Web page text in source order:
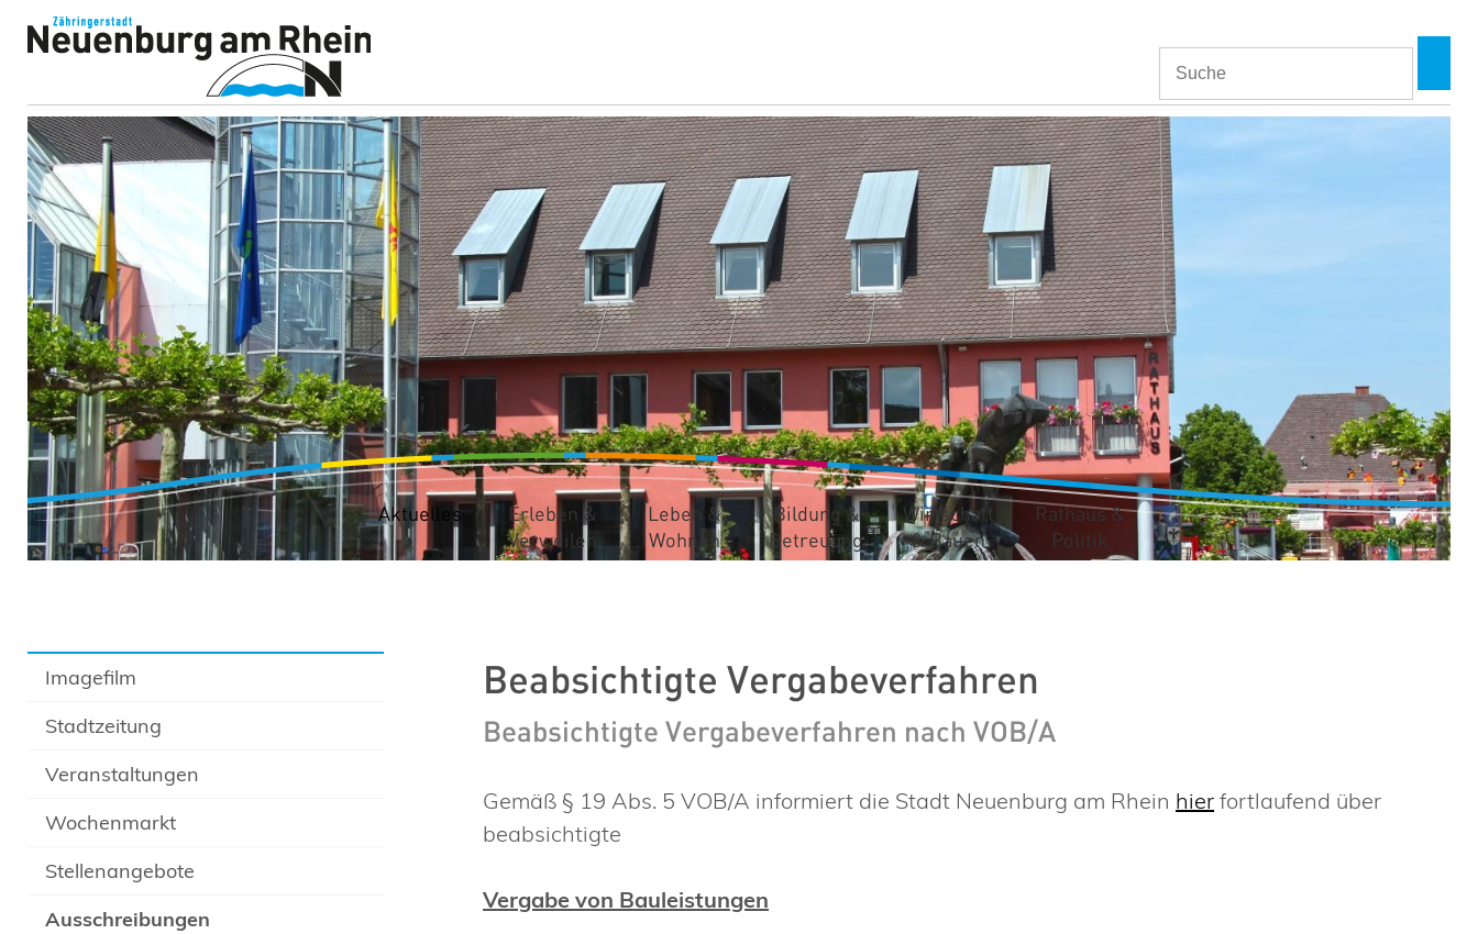
Aktuelles
Erleben &
Verweilen
Leben &
Wohnen
Bildung &
Betreuung
Wirtschaft
& Bauen
Rathaus &
Politik
Imagefilm
Stadtzeitung
Veranstaltungen
Wochenmarkt
Stellenangebote
Ausschreibungen
Beabsichtigte Vergabeverfahren
Beabsichtigte Vergabeverfahren nach VOB/A
Gemäß § 19 Abs. 5 VOB/A informiert die Stadt Neuenburg am Rhein hier fortlaufend über
beabsichtigte
Vergabe von Bauleistungen